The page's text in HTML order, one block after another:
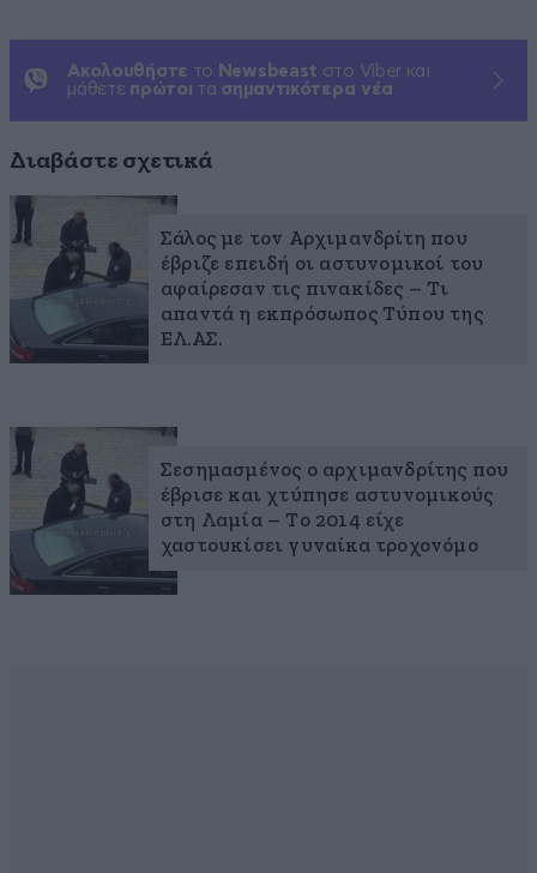
Ακολουθήστε το Newsbeast στο Viber και
μάθετε πρώτοι τα σημαντικότερα νέα
Διαβάστε σχετικά
Σάλος με τον Αρχιμανδρίτη που
έβριζε επειδή οι αστυνομικοί του
αφαίρεσαν τις πινακίδες – Τι
απαντά η εκπρόσωπος Τύπου της
ΕΛ.ΑΣ.
Σεσημασμένος ο αρχιμανδρίτης που
έβρισε και χτύπησε αστυνομικούς
στη Λαμία – Το 2014 είχε
χαστουκίσει γυναίκα τροχονόμο